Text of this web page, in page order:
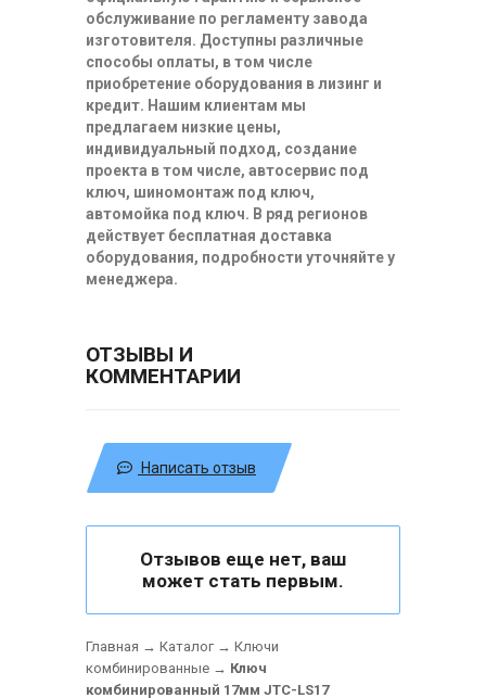
обслуживание по регламенту завода
изготовителя. Доступны различные
способы оплаты, в том числе
приобретение оборудования в лизинг и
кредит. Нашим клиентам мы
предлагаем низкие цены,
индивидуальный подход, создание
проекта в том числе, автосервис под
ключ, шиномонтаж под ключ,
автомойка под ключ. В ряд регионов
действует бесплатная доставка
оборудования, подробности уточняйте у
менеджера.
ОТЗЫВЫ И
КОММЕНТАРИИ
Написать отзыв
Отзывов еще нет, ваш
может стать первым.
Главная → Каталог→ Ключи
комбинированные → Ключ
комбинированный 17мм JTC-LS17